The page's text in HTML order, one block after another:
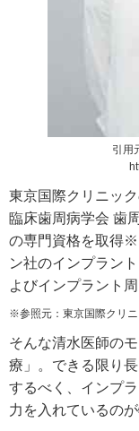
引用
東京国際クリニッ
臨床歯周病学会 歯
の専門資格を取得※
ン社のインプラン
よびインプラント
※参照元：東京国際クリニ
そんな清水医師の
療」。できる限り
するべく、インプ
力を入れているのが